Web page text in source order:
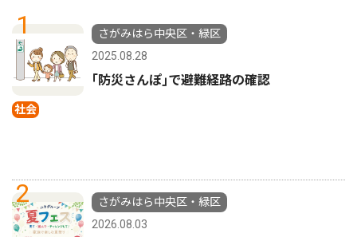
1
社会
さがみはら中央区・緑区
2025.08.28
｢防災さんぽ｣で避難経路の確認
2
さがみはら中央区・緑区
2026.08.03